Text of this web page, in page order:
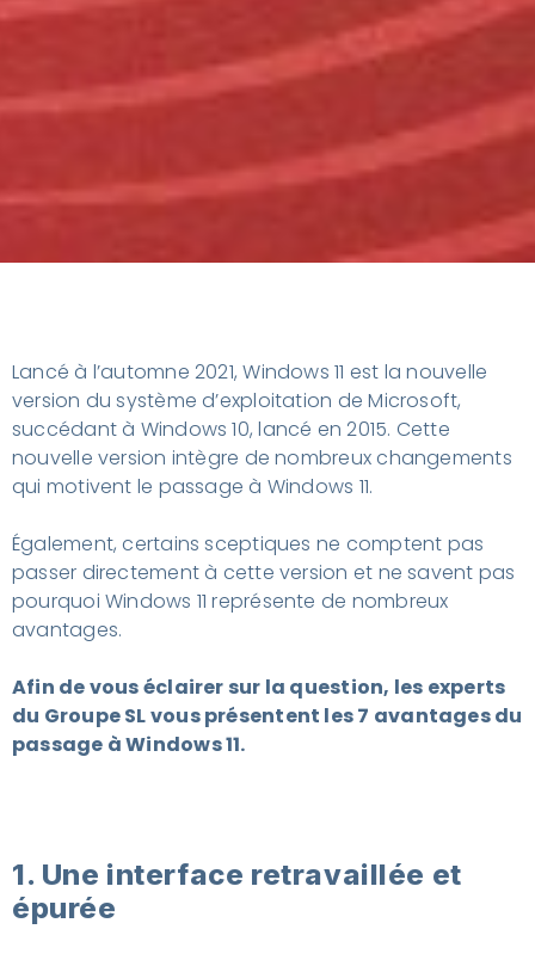
Lancé à l’automne 2021, Windows 11 est la nouvelle
version du système d’exploitation de Microsoft,
succédant à Windows 10, lancé en 2015. Cette
nouvelle version intègre de nombreux changements
qui motivent le passage à Windows 11.
Également, certains sceptiques ne comptent pas
passer directement à cette version et ne savent pas
pourquoi Windows 11 représente de nombreux
avantages.
Afin de vous éclairer sur la question, les experts
du Groupe SL vous présentent les 7 avantages du
passage à Windows 11.
1. Une interface retravaillée et
épurée